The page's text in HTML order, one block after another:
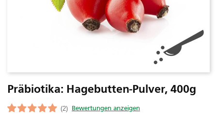
Präbiotika: Hagebutten-Pulver, 400g
(2)